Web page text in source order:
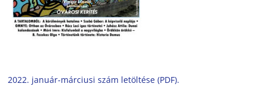
2022. január-márciusi szám letöltése (PDF).